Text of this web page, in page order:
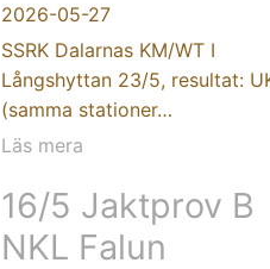
2026-05-27
SSRK Dalarnas KM/WT I
Långshyttan 23/5, resultat:
(samma stationer…
Läs mera
16/5 Jaktprov B
NKL Falun